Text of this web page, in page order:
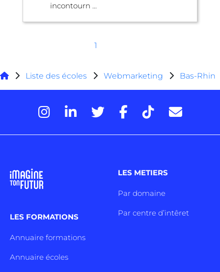
incontourn ...
1
Liste des écoles Webmarketing Bas-Rhin
LES FORMATIONS
Annuaire formations
Annuaire écoles
LES METIERS
Par domaine
Par centre d’intêret